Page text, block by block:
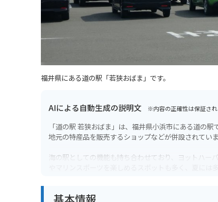
福井県にある道の駅「若狭おばま」です。
AIによる自動生成の説明文 ※内容の正確性は保証さ
「道の駅 若狭おばま」は、福井県小浜市にある道の
地元の特産品を販売するショップなどが併設されてい
海の駅としての機能も持ち合わせており、ヨットハー
良くツーリングにも最適なルートです。道の駅 若狭
基本情報